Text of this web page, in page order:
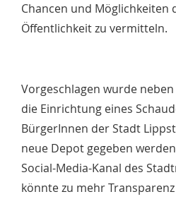
Chancen und Möglichkeiten
Öffentlichkeit zu vermitteln.
Vorgeschlagen wurde
die Einrichtung eines
BürgerInnen der Stadt
neue Depot gegeben
Social-Media-Kanal des
könnte zu mehr